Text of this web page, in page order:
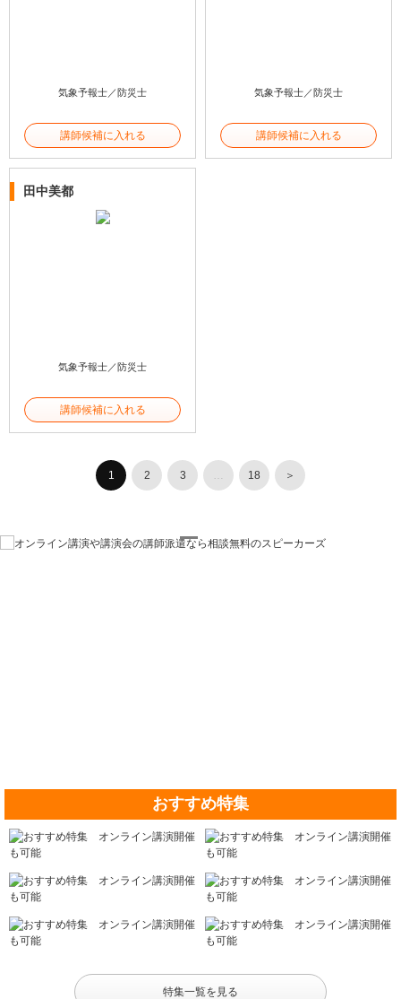
気象予報士／防災士
講師候補に入れる
気象予報士／防災士
講師候補に入れる
田中美都
気象予報士／防災士
講師候補に入れる
1 2 3 18 ＞
おすすめ特集
特集一覧を見る